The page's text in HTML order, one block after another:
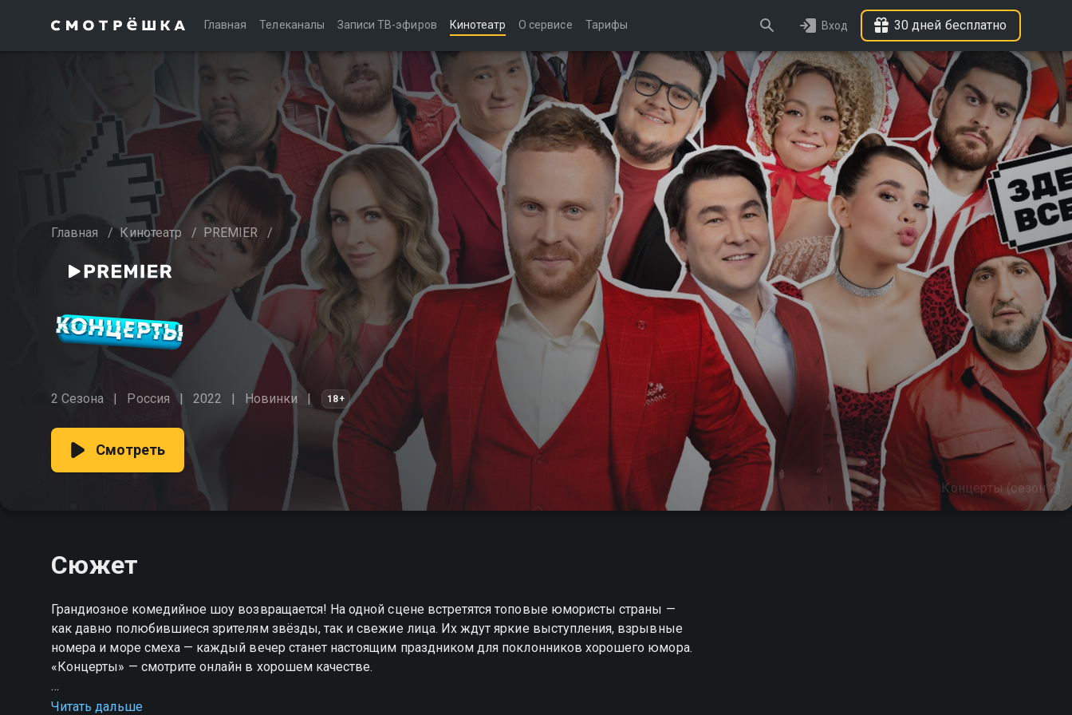
Главная Телеканалы Записи ТВ-эфиров Кинотеатр О сервисе Тарифы Вход 30 дней бесплатно
Главная / Кинотеатр / PREMIER /
2 Сезона Россия 2022 Новинки 18+
Концерты (сезон 2)
Смотреть
Сюжет
Грандиозное комедийное шоу возвращается! На одной сцене встретятся топовые юмористы страны —
как давно полюбившиеся зрителям звёзды, так и свежие лица. Их ждут яркие выступления, взрывные
номера и море смеха — каждый вечер станет настоящим праздником для поклонников хорошего юмора.
«Концерты» — смотрите онлайн в хорошем качестве.
Посмотреть онлайн 2 сезон сериала Концерты вы можете совершенно бесплатно в хорошем HD
Читать дальше